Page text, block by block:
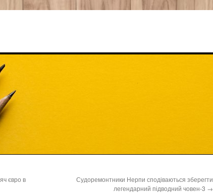
євро в
Судоремонтники Нерпи сподіваються зберегти
легендарний підводний човен-3 →